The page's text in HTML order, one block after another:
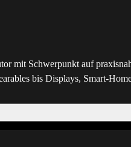
mit Schwerpunkt auf
bis Displays, Smart-